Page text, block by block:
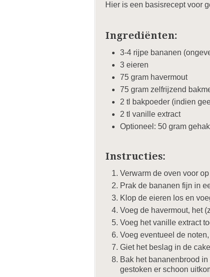
Hier is een basisrecept voor
Ingrediënten:
3-4 rijpe bananen
3 eieren
75 gram havermout
75 gram zelfrijzend
2 tl bakpoeder (indien
2 tl vanille extract
Optioneel: 50 gram
Instructies:
Verwarm de oven voor
Prak de bananen fijn in
Klop de eieren los en
Voeg de havermout, het
Voeg het vanille extract
Voeg eventueel de
Giet het beslag in de
Bak het bananenbrood
gestoken er schoon